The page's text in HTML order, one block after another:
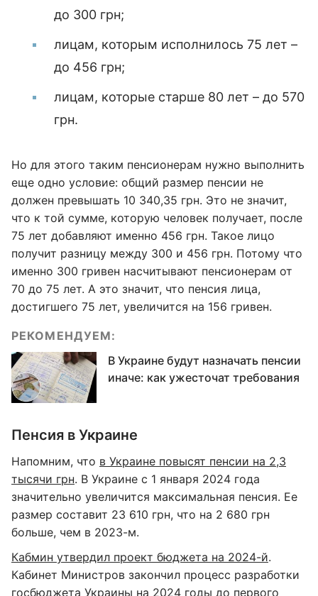
до 300 грн;
лицам, которым исполнилось 75 лет –
до 456 грн;
лицам, которые старше 80 лет – до 570
грн.
Но для этого таким пенсионерам нужно выполнить
еще одно условие: общий размер пенсии не
должен превышать 10 340,35 грн. Это не значит,
что к той сумме, которую человек получает, после
75 лет добавляют именно 456 грн. Такое лицо
получит разницу между 300 и 456 грн. Потому что
именно 300 гривен насчитывают пенсионерам от
70 до 75 лет. А это значит, что пенсия лица,
достигшего 75 лет, увеличится на 156 гривен.
РЕКОМЕНДУЕМ:
В Украине будут назначать пенсии
иначе: как ужесточат требования
Пенсия в Украине
Напомним, что в Украине повысят пенсии на 2,3
тысячи грн. В Украине с 1 января 2024 года
значительно увеличится максимальная пенсия. Ее
размер составит 23 610 грн, что на 2 680 грн
больше, чем в 2023-м.
Кабмин утвердил проект бюджета на 2024-й.
Кабинет Министров закончил процесс разработки
госбюджета Украины на 2024 годы до первого